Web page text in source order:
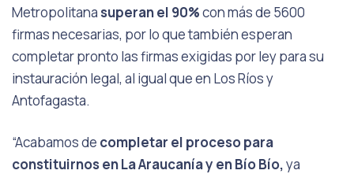
Metropolitana superan el 90%con más de 5600
firmas necesarias, por lo que también esperan
completar pronto las firmas exigidas por ley para su
instauración legal, al igual que en Los Ríos y
Antofagasta.
“Acabamos de completar el proceso para
constituirnos en La Araucanía y en Bío Bío,ya